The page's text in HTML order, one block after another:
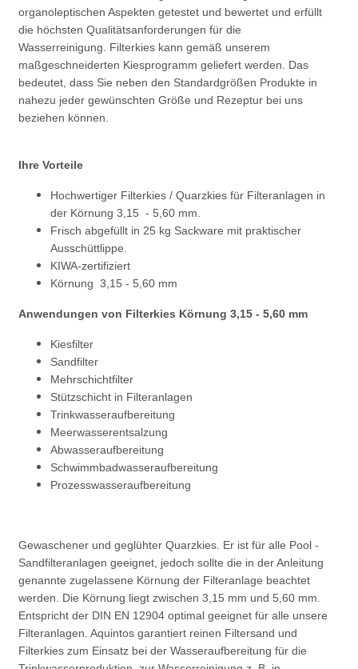
organoleptischen Aspekten getestet und bewertet und erfüllt
die höchsten Qualitätsanforderungen für die
Wasserreinigung. Filterkies kann gemäß unserem
maßgeschneiderten Kiesprogramm geliefert werden. Das
bedeutet, dass Sie neben den Standardgrößen Produkte in
nahezu jeder gewünschten Größe und Rezeptur bei uns
beziehen können.
Ihre Vorteile
Hochwertiger Filterkies / Quarzkies für Filteranlagen in
der Körnung 3,15 - 5,60 mm.
Frisch abgefüllt in 25 kg Sackware mit praktischer
Ausschüttlippe.
KIWA-zertifiziert
Körnung 3,15 - 5,60 mm
Anwendungen von Filterkies Körnung 3,15 - 5,60 mm
Kiesfilter
Sandfilter
Mehrschichtfilter
Stützschicht in Filteranlagen
Trinkwasseraufbereitung
Meerwasserentsalzung
Abwasseraufbereitung
Schwimmbadwasseraufbereitung
Prozesswasseraufbereitung
Gewaschener und geglühter Quarzkies. Er ist für alle Pool -
Sandfilteranlagen geeignet, jedoch sollte die in der Anleitung
genannte zugelassene Körnung der Filteranlage beachtet
werden. Die Körnung liegt zwischen 3,15 mm und 5,60 mm.
Entspricht der DIN EN 12904 optimal geeignet für alle unsere
Filteranlagen. Aquintos garantiert reinen Filtersand und
Filterkies zum Einsatz bei der Wasseraufbereitung für die